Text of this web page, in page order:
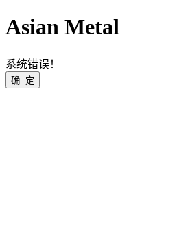
Asian Metal
系统错误！